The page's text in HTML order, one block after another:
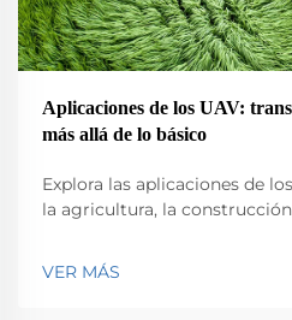
Aplicaciones de los UAV:
más allá de lo básico
Explora las aplicaciones de
la agricultura, la
Descubre su impacto en la
VER MÁS